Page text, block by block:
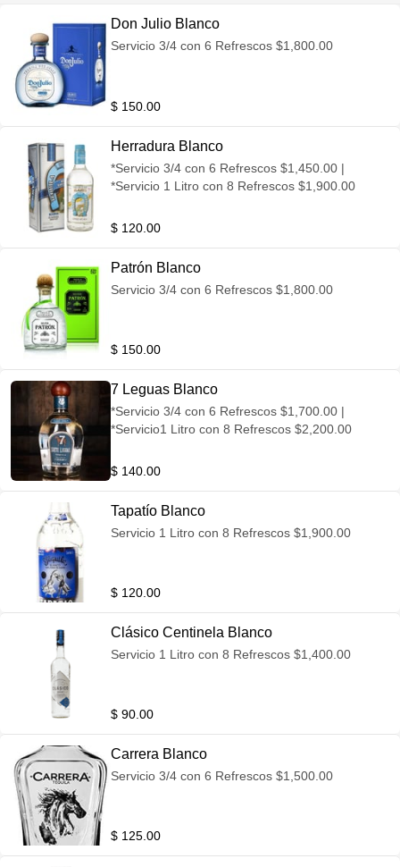
Don Julio Blanco
Servicio 3/4 con 6 Refrescos $1,800.00
$ 150.00
Herradura Blanco
*Servicio 3/4 con 6 Refrescos $1,450.00 |
*Servicio 1 Litro con 8 Refrescos $1,900.00
$ 120.00
Patrón Blanco
Servicio 3/4 con 6 Refrescos $1,800.00
$ 150.00
7 Leguas Blanco
*Servicio 3/4 con 6 Refrescos $1,700.00 |
*Servicio1 Litro con 8 Refrescos $2,200.00
$ 140.00
Tapatío Blanco
Servicio 1 Litro con 8 Refrescos $1,900.00
$ 120.00
Clásico Centinela Blanco
Servicio 1 Litro con 8 Refrescos $1,400.00
$ 90.00
Carrera Blanco
Servicio 3/4 con 6 Refrescos $1,500.00
$ 125.00